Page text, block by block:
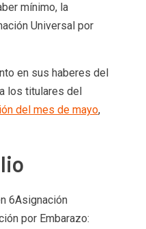
mínimo, la
Universal por
en sus haberes del
los titulares del
del mes de mayo,
6Asignación
por Embarazo: